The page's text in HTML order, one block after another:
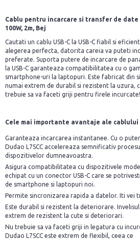
Cablu pentru incarcare si transfer de date
100W, 2m, Bej
Cautati un cablu USB-C la USB-C fiabil si
alegerea perfecta, datorita careia va puteti
preferate. Suporta putere de incarcare de
la USB-C garanteaza compatibilitatea cu o
smartphone-uri la laptopuri. Este fabricat din
numai extrem de durabil si rezistent la uzura,
trebuie sa va faceti griji pentru firele incurcate!
Cele mai importante avantaje ale cablului
Garanteaza incarcarea instantanee. Cu o
Dudao L7SCC accelereaza semnificativ
dispozitivelor dumneavoastra.
Asigura compatibilitatea cu dispozitivele
echipat cu un conector USB-C care se
de smartphone si laptopuri noi.
Permite sincronizarea rapida a datelor. Iti vei
Este durabil si rezistent la deteriorare.
extrem de rezistent la cute si deteriorari.
Nu trebuie sa va faceti griji in legatura cu
Dudao L7SCC este extrem de flexibil, ceea ce